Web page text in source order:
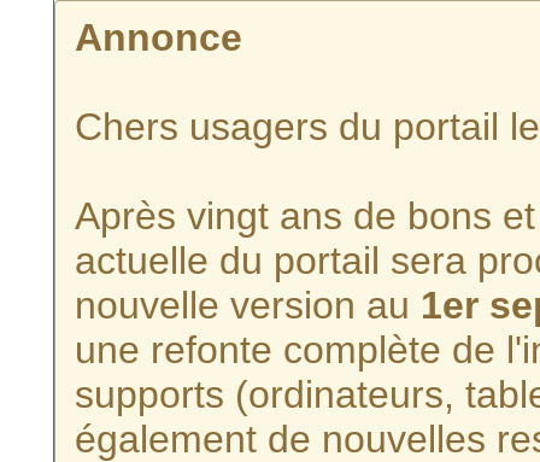
Annonce
Chers usagers du portail
Après vingt ans de bons
actuelle du portail sera
nouvelle version au 1er
une refonte complète de
supports (ordinateurs,
également de nouvelles